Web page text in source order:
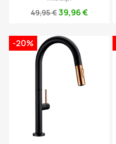
49,95 €39,96 €
-20%